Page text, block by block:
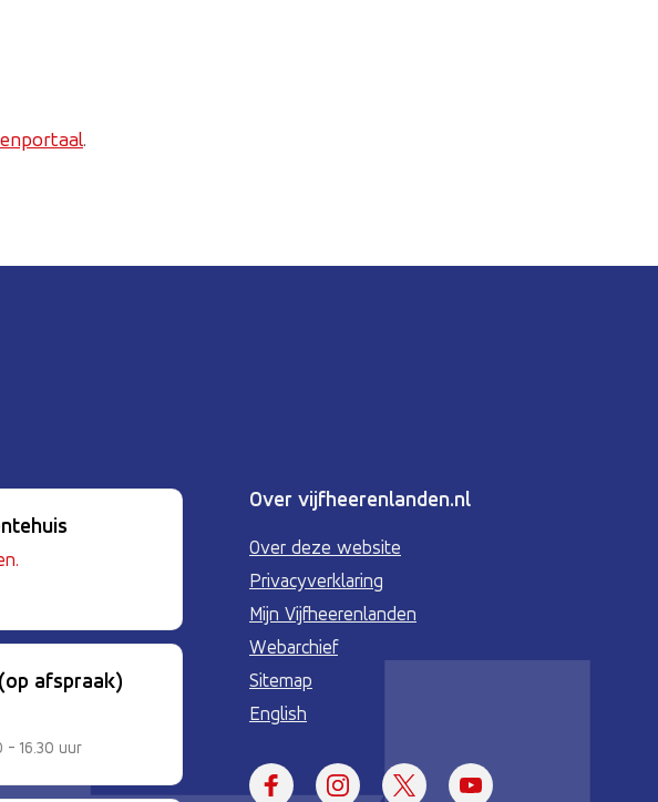
.
afspraak)
- 16.30 uur
Over vijfheerenlanden.nl
Over deze website
Privacyverklaring
Mijn Vijfheerenlanden
Webarchief
Sitemap
English